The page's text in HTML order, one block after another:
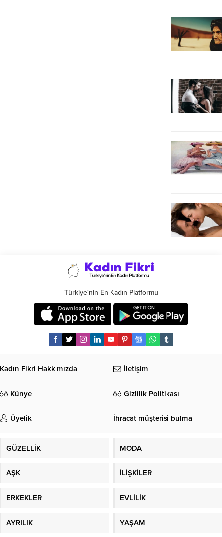
Türkiye'nin En Kadın Platformu
Kadın Fikri Hakkımızda İletişim
Künye Gizlilik Politikası
Üyelik İhracat müşterisi bulma
GÜZELLİK MODA
AŞK İLİŞKİLER
ERKEKLER EVLİLİK
AYRILIK YAŞAM